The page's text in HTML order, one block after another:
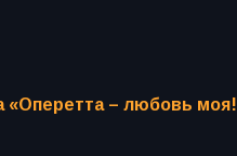
«Оперетта – любовь